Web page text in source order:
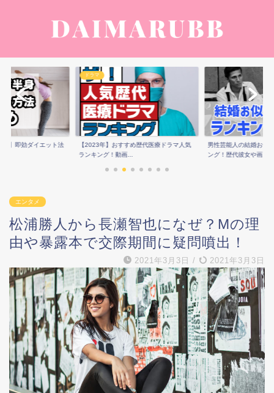
せ】即効ダイエット法
ドラマ
【2023年】おすすめ歴代医療ドラマ人気
ランキング！動画...
男性芸能人の結婚お似
ング！歴代彼女や画...
エンタメ
松浦勝人から長瀬智也になぜ？Mの理
由や暴露本で交際期間に疑問噴出！
2021年3月3日 / 2021年3月3日